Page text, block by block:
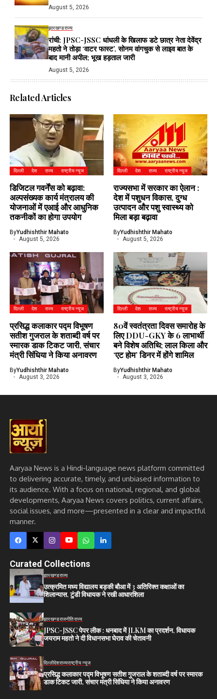
August 5, 2026
झारखण्डराज्य
रांची: JPSC-JSSC धांधली के खिलाफ डटे छात्र नेता देवेंद्र
महतो ने तोड़ा ‘वाटर फास्ट’, सोनम वांगचुक से लाइव बात के
बाद मानी अपील; भूख हड़ताल जारी
August 5, 2026
Related Articles
दिल्ली देश राज्य राष्ट्रीय न्यूज
डिजिटल गवर्नेंस को बढ़ावा:
अल्पसंख्यक कार्य मंत्रालय की
योजनाओं में एआई और आधुनिक
तकनीकों का होगा उपयोग
ByYudhishthir Mahato
August 5, 2026
दिल्ली देश राज्य राष्ट्रीय न्यूज
राज्यसभा में सरकार का ऐलान :
देश में पशुधन विकास, दुग्ध
उत्पादन और पशु स्वास्थ्य को
मिला बड़ा बढ़ावा
ByYudhishthir Mahato
August 5, 2026
दिल्ली देश राज्य राष्ट्रीय न्यूज
प्रसिद्ध कलाकार पद्म विभूषण
सतीश गुजराल के शताब्दी वर्ष पर
स्मारक डाक टिकट जारी, संचार
मंत्री सिंधिया ने किया अनावरण
ByYudhishthir Mahato
August 3, 2026
दिल्ली देश राज्य राष्ट्रीय न्यूज
80वें स्वतंत्रता दिवस समारोह के
लिए DDU-GKY के 6 लाभार्थी
बने विशेष अतिथि; लाल किला और
‘एट होम’ डिनर में होंगे शामिल
ByYudhishthir Mahato
August 3, 2026
Aaryaa News is a Hindi-language news platform committed
to delivering accurate, timely, and unbiased information to
its audience. With a focus on national, regional, and global
developments, Aaryaa News covers politics, current affairs,
social issues, and more—presented in a clear and impactful
manner.
Curated Collections
झारखण्डराज्य
उत्क्रमित मध्य विद्यालय बड़की बौआ में 3 अतिरिक्त कक्षाओं का
शिलान्यास, टुंडी विधायक ने रखी आधारशिला
झारखण्डराजनीतिराज्य
JPSC-JSSC पेपर लीक : धनबाद में JLKM का प्रदर्शन, विधायक
जयराम महतो ने दी विधानसभा घेराव की चेतावनी
दिल्लीदेशराज्यराष्ट्रीय न्यूज
प्रसिद्ध कलाकार पद्म विभूषण सतीश गुजराल के शताब्दी वर्ष पर स्मारक
डाक टिकट जारी, संचार मंत्री सिंधिया ने किया अनावरण